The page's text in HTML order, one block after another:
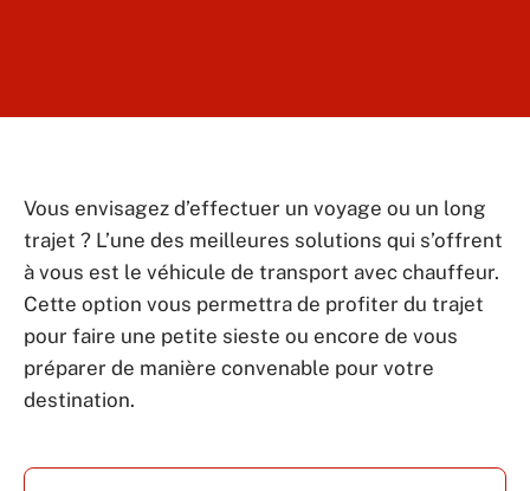
Vous envisagez d’effectuer un voyage ou un long
trajet ? L’une des meilleures solutions qui s’offrent
à vous est le véhicule de transport avec chauffeur.
Cette option vous permettra de profiter du trajet
pour faire une petite sieste ou encore de vous
préparer de manière convenable pour votre
destination.